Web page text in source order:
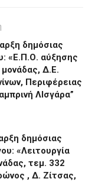
δημόσιας
«Ε.Π.Ο. αύξησης
Δ.Ε.
Περιφέρειας
ΛΙσγάρα”
δημόσιας
«Λειτουργία
τεμ. 332
, Δ. Ζίτσας,